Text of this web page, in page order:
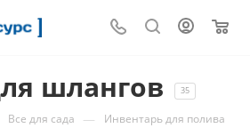
шлангов 35
Все для сада — Инвентарь для полива